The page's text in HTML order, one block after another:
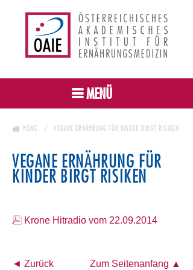
MENÜ
HOME VEGANE ERNÄHRUNG FÜR KINDER BIRGT RISIKEN
VEGANE ERNÄHRUNG FÜR
KINDER BIRGT RISIKEN
Krone Hitradio vom 22.09.2014
◄ Zurück Zum Seitenanfang ▲